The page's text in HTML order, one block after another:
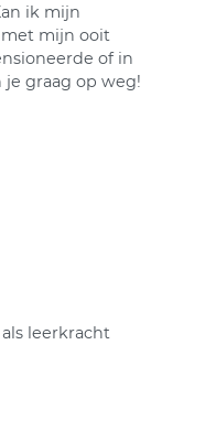
ik mijn
mijn ooit
of in
je graag op weg!
leerkracht